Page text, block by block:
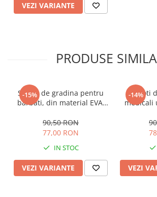
VEZI VARIANTE
PRODUSE
-15%
Saboti de gradina pentru
barbati, din material EVA,
cu gauri pentru circulatia
aerului, foarte usori, 26
90,50 RON
77,00 RON
IN STOC
VEZI VARIANTE
-14%
Saboti
medicali
marime
VEZI